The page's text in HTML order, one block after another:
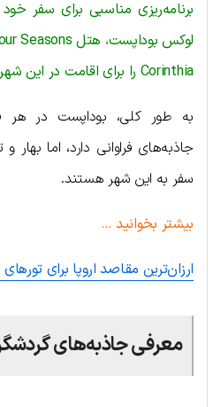
برنامه‌ریزی مناسبی برای سفر
Corinthia را برای اقامت در این شهر پیشنهاد می‌کنیم.
به طور کلی، بوداپست در
جاذبه‌های فراوانی دارد، اما
سفر به این شهر هستند.
بیشتر بخوانید …
ارزان‌ترین مقاصد اروپا برای
معرفی جاذبه‌های